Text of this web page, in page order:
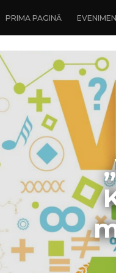
PRIMA PAGINĂ